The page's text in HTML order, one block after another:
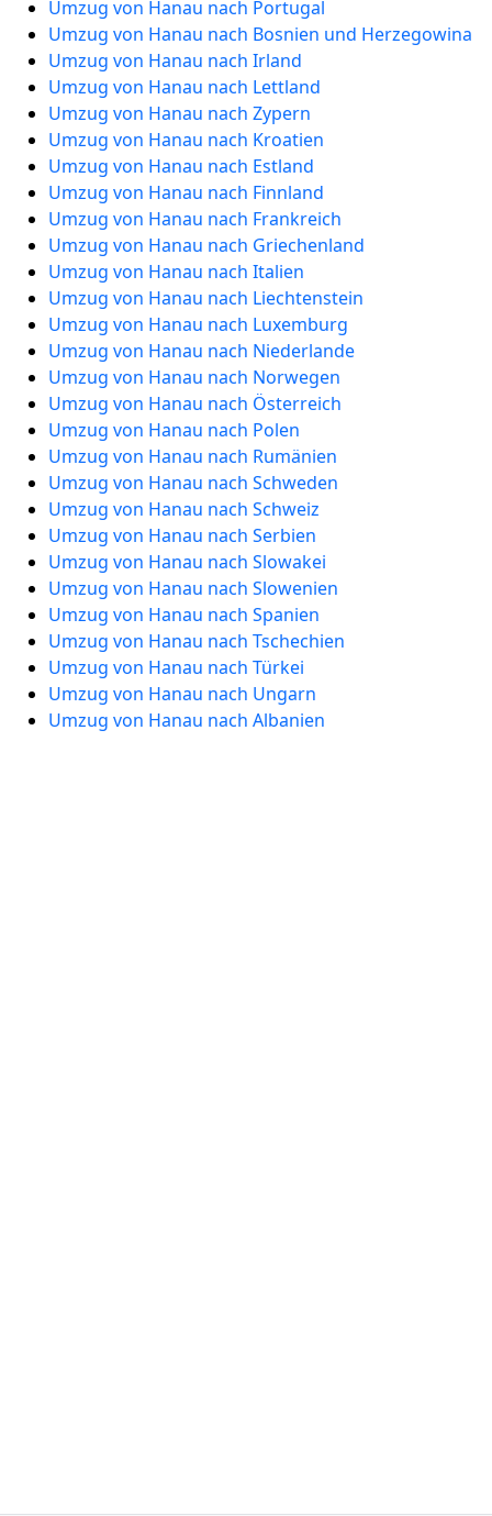
Umzug von Hanau nach Portugal
Umzug von Hanau nach Bosnien und Herzegowina
Umzug von Hanau nach Irland
Umzug von Hanau nach Lettland
Umzug von Hanau nach Zypern
Umzug von Hanau nach Kroatien
Umzug von Hanau nach Estland
Umzug von Hanau nach Finnland
Umzug von Hanau nach Frankreich
Umzug von Hanau nach Griechenland
Umzug von Hanau nach Italien
Umzug von Hanau nach Liechtenstein
Umzug von Hanau nach Luxemburg
Umzug von Hanau nach Niederlande
Umzug von Hanau nach Norwegen
Umzug von Hanau nach Österreich
Umzug von Hanau nach Polen
Umzug von Hanau nach Rumänien
Umzug von Hanau nach Schweden
Umzug von Hanau nach Schweiz
Umzug von Hanau nach Serbien
Umzug von Hanau nach Slowakei
Umzug von Hanau nach Slowenien
Umzug von Hanau nach Spanien
Umzug von Hanau nach Tschechien
Umzug von Hanau nach Türkei
Umzug von Hanau nach Ungarn
Umzug von Hanau nach Albanien